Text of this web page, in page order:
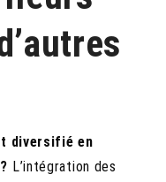
diversifié en
L’intégration des